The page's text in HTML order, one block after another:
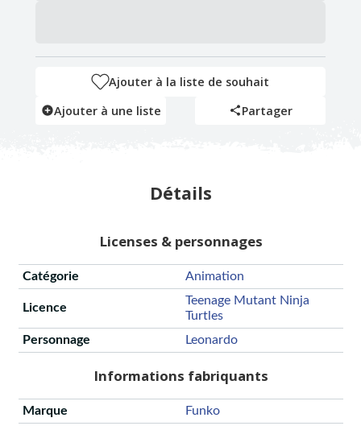
Ajouter à la liste de souhait
Ajouter à une liste
Partager
Détails
Licenses & personnages
Catégorie Animation
Licence
Teenage Mutant Ninja
Turtles
Personnage
Leonardo
Informations fabriquants
Marque Funko